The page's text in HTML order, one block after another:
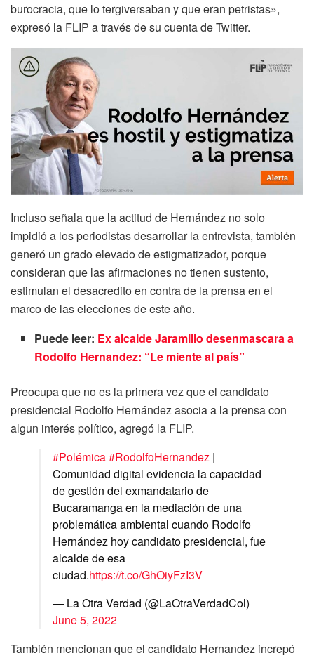
burocracia, que lo tergiversaban y que eran petristas»,
expresó la FLIP a través de su cuenta de Twitter.
Incluso señala que la actitud de Hernández no solo
impidió a los periodistas desarrollar la entrevista, también
generó un grado elevado de estigmatizador, porque
consideran que las afirmaciones no tienen sustento,
estimulan el desacredito en contra de la prensa en el
marco de las elecciones de este año.
Puede leer: Ex alcalde Jaramillo desenmascara a
Rodolfo Hernandez: “Le miente al país”
Preocupa que no es la primera vez que el candidato
presidencial Rodolfo Hernández asocia a la prensa con
algun interés político, agregó la FLIP.
#Polémica#RodolfoHernandez |
Comunidad digital evidencia la capacidad
de gestión del exmandatario de
Bucaramanga en la mediación de una
problemática ambiental cuando Rodolfo
Hernández hoy candidato presidencial, fue
alcalde de esa
ciudad.https://t.co/GhOiyFzI3V
— La Otra Verdad (@LaOtraVerdadCol)
June 5, 2022
También mencionan que el candidato Hernandez increpó